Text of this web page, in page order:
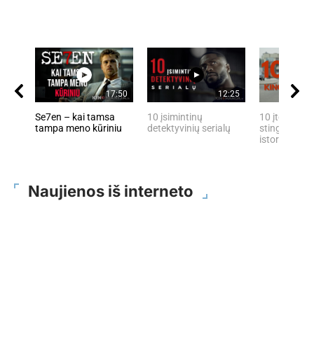
17:50
Se7en – kai tamsa
tampa meno kūriniu
12:25
10 įsimintinų
detektyvinių serialų
10 įtemptų,
stingdančių
istorijų
Naujienos iš interneto